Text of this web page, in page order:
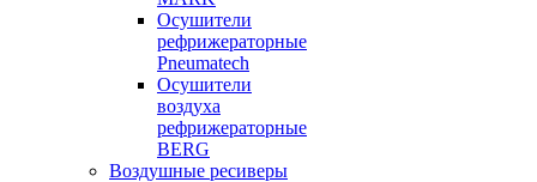
Осушители
рефрижераторные
Pneumatech
Осушители
воздуха
рефрижераторные
BERG
Воздушные ресиверы